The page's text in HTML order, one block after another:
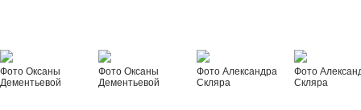
Фото Оксаны
Дементьевой
Фото Оксаны
Дементьевой
Фото Александра
Скляра
Фото
Скляра